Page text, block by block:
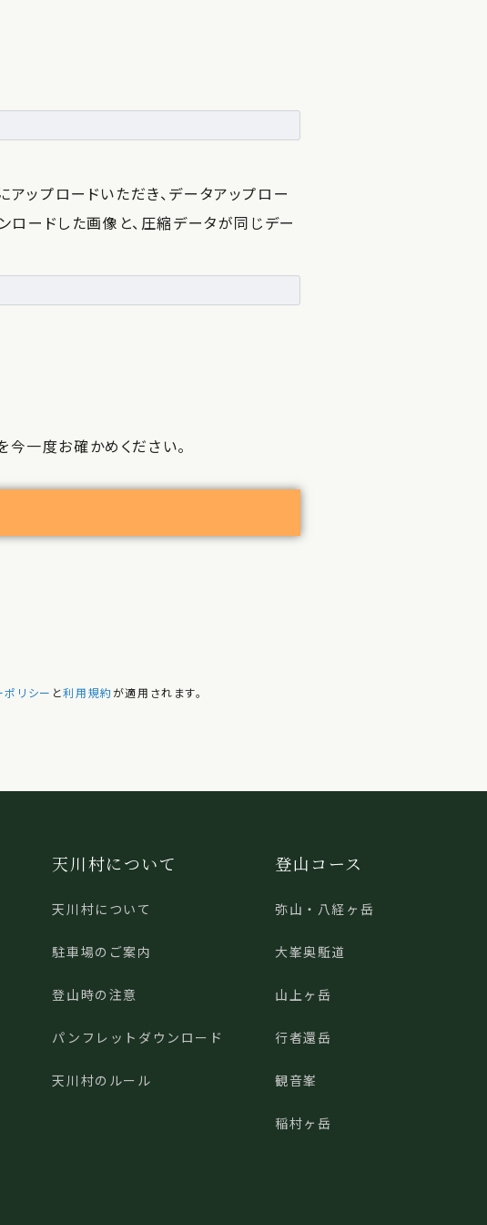
ップロードいただき、データアップロー
ロードした画像と、圧縮データが同じデー
一度お確かめください。
ポリシー と利用規約が適用されます。
天川村について
天川村について
駐車場のご案内
登山時の注意
パンフレットダウンロード
天川村のルール
登山コース
弥山・八経ヶ岳
大峯奥駈道
山上ヶ岳
行者還岳
観音峯
稲村ヶ岳